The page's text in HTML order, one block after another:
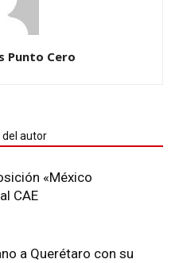
Punto Cero
del autor
«México
CAE
a Querétaro con su